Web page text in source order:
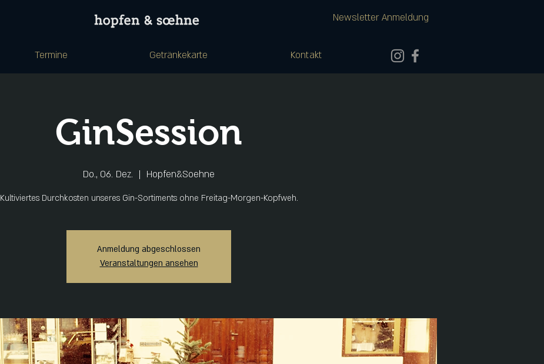
Newsletter Anmeldung
Termine Getränkekarte Kontakt
GinSession
Do., 06. Dez.
  |
Hopfen&Soehne
Kultiviertes Durchkosten unseres Gin-Sortiments ohne Freitag-Morgen-Kopfweh.
Anmeldung abgeschlossen
Veranstaltungen ansehen